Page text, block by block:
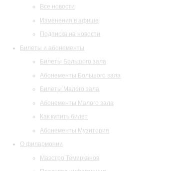
Все новости
Изменения в афише
Подписка на новости
Билеты и абонементы
Билеты Большого зала
Абонементы Большого зала
Билеты Малого зала
Абонементы Малого зала
Как купить билет
Абонементы Музитория
О филармонии
Маэстро Темирканов